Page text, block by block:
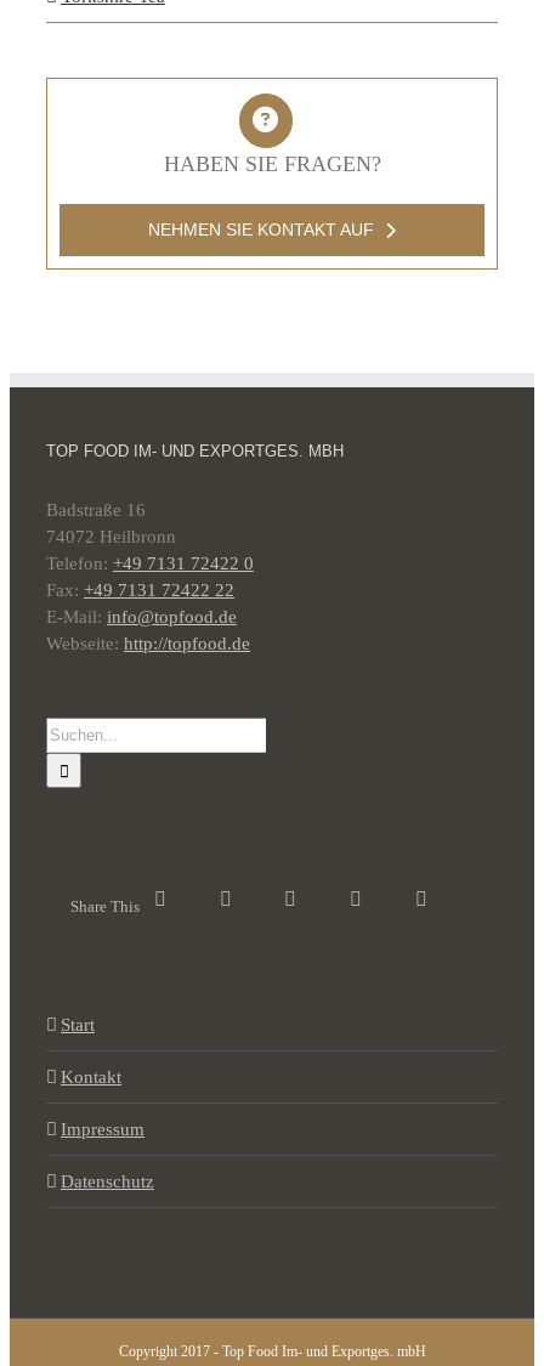
HABEN SIE FRAGEN?
NEHMEN SIE KONTAKT AUF
TOP FOOD IM- UND EXPORTGES. MBH
Badstraße 16
74072 Heilbronn
Telefon: +49 7131 72422 0
Fax: +49 7131 72422 22
E-Mail: info@topfood.de
Webseite: http://topfood.de
Suche
nach:
Share This
Start
Kontakt
Impressum
Datenschutz
Copyright 2017 - Top Food Im- und Exportges. mbH